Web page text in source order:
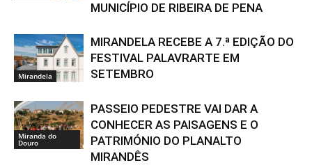
MUNICÍPIO DE RIBEIRA DE PENA
Mirandela
MIRANDELA RECEBE A 7.ª EDIÇÃO DO
FESTIVAL PALAVRARTE EM
SETEMBRO
Miranda do
Douro
PASSEIO PEDESTRE VAI DAR A
CONHECER AS PAISAGENS E O
PATRIMÓNIO DO PLANALTO
MIRANDÊS